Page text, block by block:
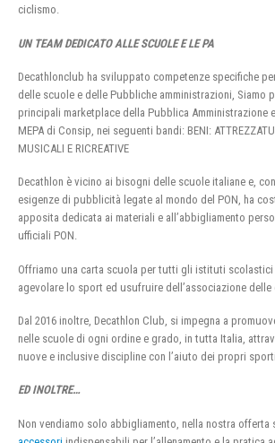
ciclismo.
UN TEAM DEDICATO ALLE SCUOLE E LE PA
Decathlonclub ha sviluppato competenze specifiche
delle scuole e delle Pubbliche amministrazioni, Siamo
principali marketplace della Pubblica Amministrazione
MEPA di Consip, nei seguenti bandi: BENI:
MUSICALI E RICREATIVE
Decathlon è vicino ai bisogni delle scuole italiane e,
esigenze di pubblicità legate al mondo del PON, ha
apposita dedicata ai materiali e all’abbigliamento
ufficiali PON.
Offriamo una carta scuola per tutti gli istituti scolastici
agevolare lo sport ed usufruire dell’associazione delle
Dal 2016 inoltre, Decathlon Club, si impegna a
nelle scuole di ogni ordine e grado, in tutta Italia,
nuove e inclusive discipline con l’aiuto dei propri
ED INOLTRE…
Non vendiamo solo abbigliamento, nella nostra offerta